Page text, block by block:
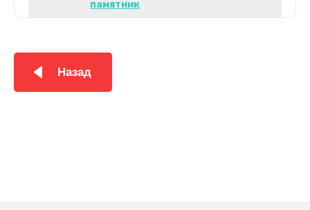
памятник
Назад